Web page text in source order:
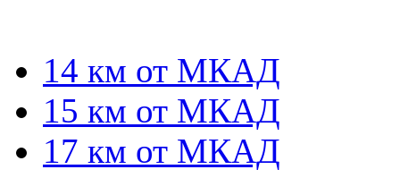
14 км от МКАД
15 км от МКАД
17 км от МКАД